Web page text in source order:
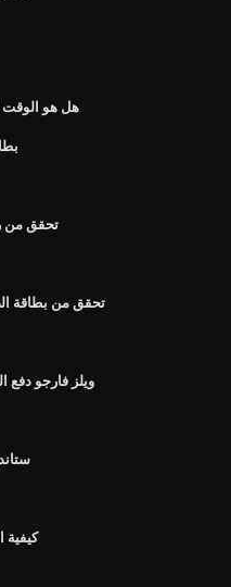
هل هو الوقت
تحقق من
تحقق من بطاقة
ويلز فارجو دفع
ستاندرد اند